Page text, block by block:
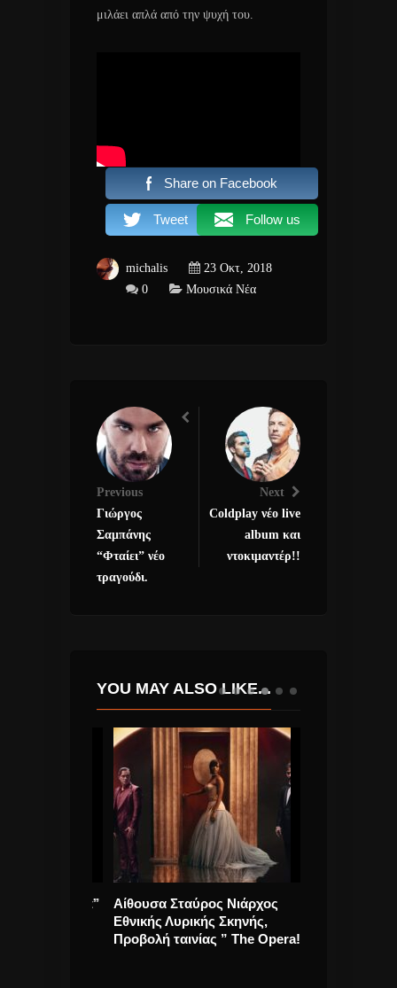
μιλάει απλά από την ψυχή του.
Share on Facebook
Tweet Follow us
michalis
23 Οκτ, 2018
0
Μουσικά Νέα
Previous
Γιώργος
Σαμπάνης
“Φταίει” νέο
τραγούδι.
Next
Coldplay νέο live
album και
ντοκιμαντέρ!!
YOU MAY ALSO LIKE...
Αίθουσα Σταύρος Νιάρχος
Εθνικής Λυρικής Σκηνής,
Προβολή ταινίας ” The Opera! “